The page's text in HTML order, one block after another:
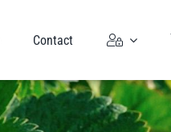
Contact